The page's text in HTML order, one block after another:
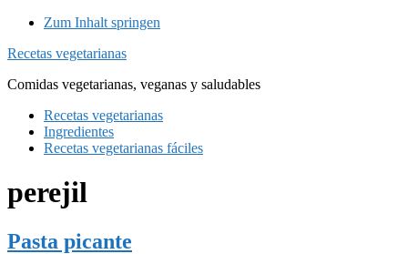
Zum Inhalt springen
Recetas vegetarianas
Comidas vegetarianas, veganas y saludables
Recetas vegetarianas
Ingredientes
Recetas vegetarianas fáciles
perejil
Pasta picante